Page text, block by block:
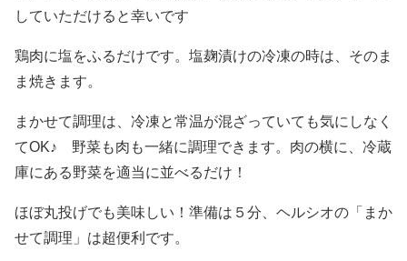
していただけると幸いです
鶏肉に塩をふるだけです。塩麹漬けの冷凍の時は、そのま
ま焼きます。
まかせて調理は、冷凍と常温が混ざっていても気にしなく
てOK♪ 野菜も肉も一緒に調理できます。肉の横に、冷蔵
庫にある野菜を適当に並べるだけ！
ほぼ丸投げでも美味しい！準備は５分、ヘルシオの「まか
せて調理」は超便利です。